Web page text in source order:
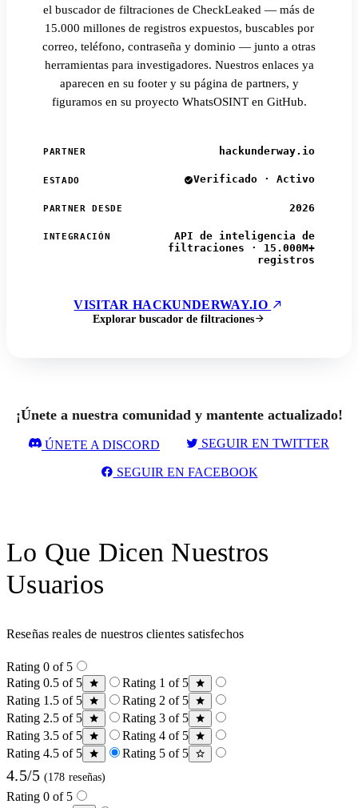
el buscador de filtraciones de CheckLeaked — más de
15.000 millones de registros expuestos, buscables por
correo, teléfono, contraseña y dominio — junto a otras
herramientas para investigadores. Nuestros enlaces ya
aparecen en su footer y su página de partners, y
figuramos en su proyecto WhatsOSINT en GitHub.
PARTNER hackunderway.io
ESTADO Verificado · Activo
PARTNER DESDE 2026
INTEGRACIÓN
API de inteligencia de
filtraciones · 15.000M+
registros
VISITAR HACKUNDERWAY.IO
Explorar buscador de filtraciones
¡Únete a nuestra comunidad y mantente actualizado!
ÚNETE A DISCORD SEGUIR EN TWITTER
SEGUIR EN FACEBOOK
Lo Que Dicen Nuestros
Usuarios
Reseñas reales de nuestros clientes satisfechos
Rating 0 of 5
Rating 0.5 of 5
Rating 1 of 5
Rating 1.5 of 5
Rating 2 of 5
Rating 2.5 of 5
Rating 3 of 5
Rating 3.5 of 5
Rating 4 of 5
Rating 4.5 of 5
Rating 5 of 5
4.5/5 (178 reseñas)
Rating 0 of 5